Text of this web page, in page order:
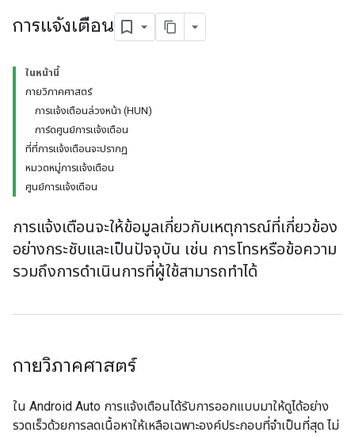
การแจ้งเตือน
ในหน้านี้
กายวิภาคศาสตร์
การแจ้งเตือนล่วงหน้า (HUN)
การ์ดศูนย์การแจ้งเตือน
ที่ที่การแจ้งเตือนจะปรากฏ
หมวดหมู่การแจ้งเตือน
ศูนย์การแจ้งเตือน
การแจ้งเตือนจะให้ข้อมูลเกี่ยวกับเหตุการณ์ที่เกี่ยวข้อง
อย่างกระชับและเป็นปัจจุบัน เช่น การโทรหรือข้อความ
รวมถึงการดำเนินการที่ผู้ใช้สามารถทำได้
กายวิภาคศาสตร์
ใน Android Auto การแจ้งเตือนได้รับการออกแบบมาให้ดูได้อย่าง
รวดเร็วด้วยการลดเนื้อหาให้เหลือเฉพาะองค์ประกอบที่จำเป็นที่สุด ไม่